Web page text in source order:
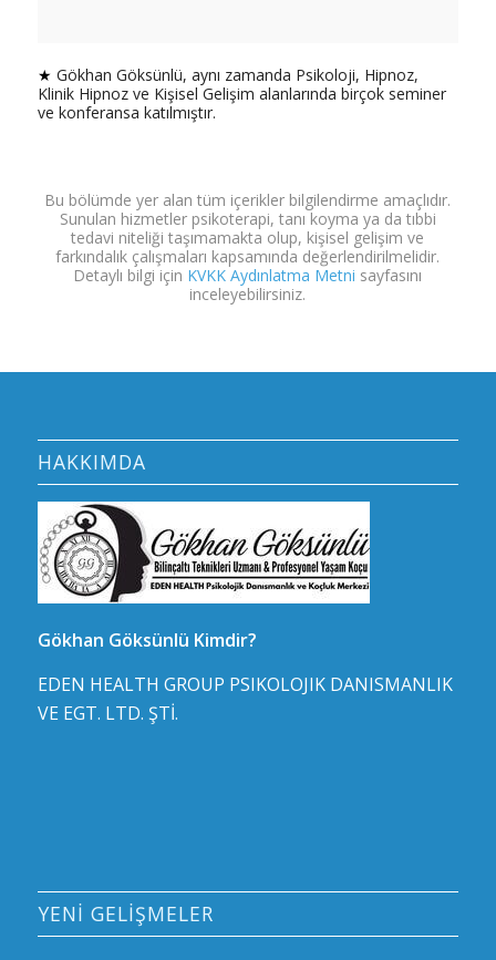
★ Gökhan Göksünlü, aynı zamanda Psikoloji, Hipnoz,
Klinik Hipnoz ve Kişisel Gelişim alanlarında birçok seminer
ve konferansa katılmıştır.
Bu bölümde yer alan tüm içerikler bilgilendirme amaçlıdır.
Sunulan hizmetler psikoterapi, tanı koyma ya da tıbbi
tedavi niteliği taşımamakta olup, kişisel gelişim ve
farkındalık çalışmaları kapsamında değerlendirilmelidir.
Detaylı bilgi için KVKK Aydınlatma Metni sayfasını
inceleyebilirsiniz.
HAKKIMDA
Gökhan Göksünlü Kimdir?
EDEN HEALTH GROUP PSIKOLOJIK DANISMANLIK
VE EGT. LTD. ŞTİ.
YENI GELIŞMELER